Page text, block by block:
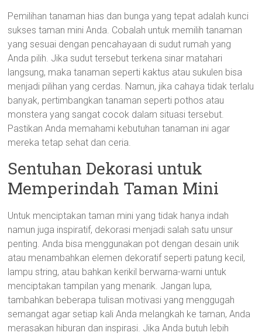
Pemilihan tanaman hias dan bunga yang tepat adalah kunci
sukses taman mini Anda. Cobalah untuk memilih tanaman
yang sesuai dengan pencahayaan di sudut rumah yang
Anda pilih. Jika sudut tersebut terkena sinar matahari
langsung, maka tanaman seperti kaktus atau sukulen bisa
menjadi pilihan yang cerdas. Namun, jika cahaya tidak terlalu
banyak, pertimbangkan tanaman seperti pothos atau
monstera yang sangat cocok dalam situasi tersebut.
Pastikan Anda memahami kebutuhan tanaman ini agar
mereka tetap sehat dan ceria.
Sentuhan Dekorasi untuk
Memperindah Taman Mini
Untuk menciptakan taman mini yang tidak hanya indah
namun juga inspiratif, dekorasi menjadi salah satu unsur
penting. Anda bisa menggunakan pot dengan desain unik
atau menambahkan elemen dekoratif seperti patung kecil,
lampu string, atau bahkan kerikil berwarna-warni untuk
menciptakan tampilan yang menarik. Jangan lupa,
tambahkan beberapa tulisan motivasi yang menggugah
semangat agar setiap kali Anda melangkah ke taman, Anda
merasakan hiburan dan inspirasi. Jika Anda butuh lebih